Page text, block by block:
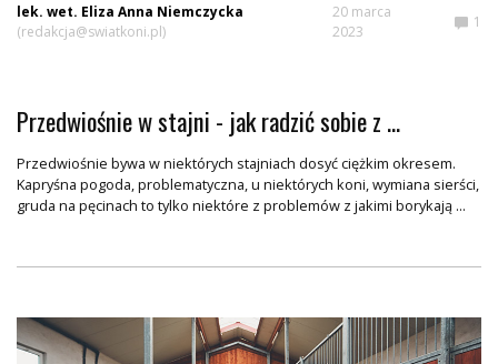
lek. wet. Eliza Anna Niemczycka
(redakcja@swiatkoni.pl)
20 marca
2023
1
Przedwiośnie w stajni - jak radzić sobie z ...
Przedwiośnie bywa w niektórych stajniach dosyć ciężkim okresem.
Kapryśna pogoda, problematyczna, u niektórych koni, wymiana sierści,
gruda na pęcinach to tylko niektóre z problemów z jakimi borykają ...